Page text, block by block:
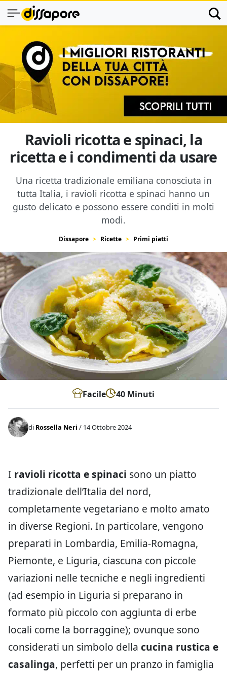
Ravioli ricotta e spinaci, la
ricetta e i condimenti da usare
Una ricetta tradizionale emiliana conosciuta in
tutta Italia, i ravioli ricotta e spinaci hanno un
gusto delicato e possono essere conditi in molti
modi.
Dissapore Ricette Primi piatti
Facile 40 Minuti
di Rossella Neri / 14 Ottobre 2024
I ravioli ricotta e spinaci sono un piatto
tradizionale dell’Italia del nord,
completamente vegetariano e molto amato
in diverse Regioni. In particolare, vengono
preparati in Lombardia, Emilia-Romagna,
Piemonte, e Liguria, ciascuna con piccole
variazioni nelle tecniche e negli ingredienti
(ad esempio in Liguria si preparano in
formato più piccolo con aggiunta di erbe
locali come la borraggine); ovunque sono
considerati un simbolo della cucina rustica e
casalinga, perfetti per un pranzo in famiglia